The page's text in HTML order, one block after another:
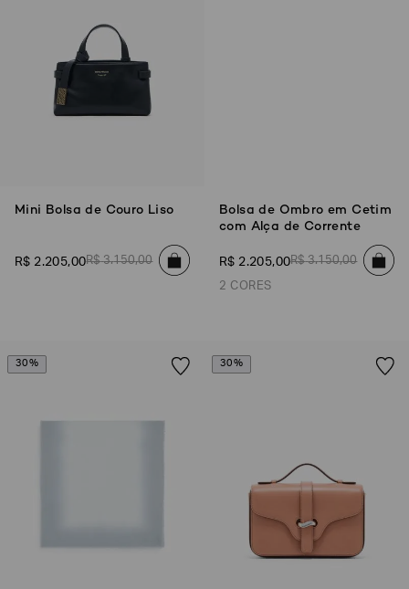
Mini Bolsa de Couro Liso
R$ 2.205,00R$ 3.150,00
Bolsa de Ombro em Cetim
com Alça de Corrente
R$ 2.205,00R$ 3.150,00
2 CORES
30% 30%